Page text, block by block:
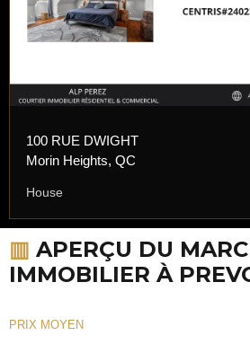
100 RUE DWIGHT
Morin Heights, QC
House
▥ APERÇU DU
IMMOBILIER À
PRIX MOYEN